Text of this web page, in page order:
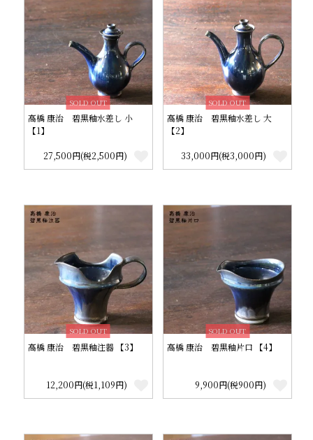
SOLD OUT
高橋 康治 碧黒釉水差し 小
【1】
27,500円(税2,500円)
SOLD OUT
高橋 康治 碧黒釉水差し 大
【2】
33,000円(税3,000円)
SOLD OUT
高橋 康治 碧黒釉注器 【3】
12,200円(税1,109円)
SOLD OUT
高橋 康治 碧黒釉片口 【4】
9,900円(税900円)